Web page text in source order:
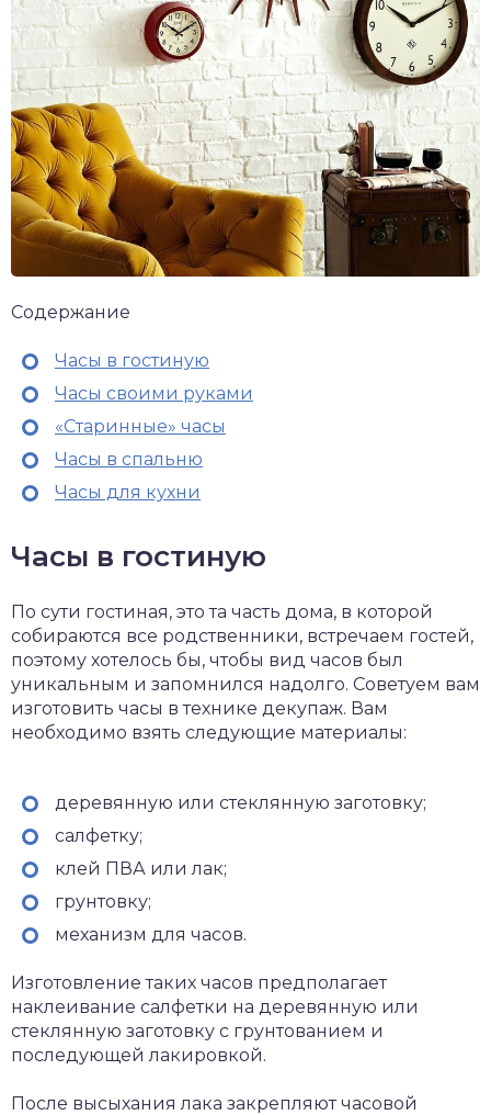
Содержание
Часы в гостиную
Часы своими руками
«Старинные» часы
Часы в спальню
Часы для кухни
Часы в гостиную
По сути гостиная, это та часть дома, в которой
собираются все родственники, встречаем гостей,
поэтому хотелось бы, чтобы вид часов был
уникальным и запомнился надолго. Советуем вам
изготовить часы в технике декупаж. Вам
необходимо взять следующие материалы:
деревянную или стеклянную заготовку;
салфетку;
клей ПВА или лак;
грунтовку;
механизм для часов.
Изготовление таких часов предполагает
наклеивание салфетки на деревянную или
стеклянную заготовку с грунтованием и
последующей лакировкой.
После высыхания лака закрепляют часовой